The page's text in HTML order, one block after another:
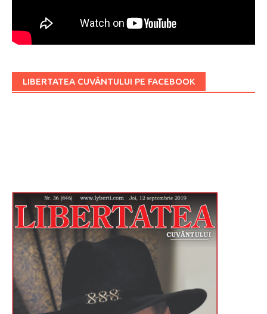
LIBERTATEA CUVÂNTULUI PE FACEBOOK